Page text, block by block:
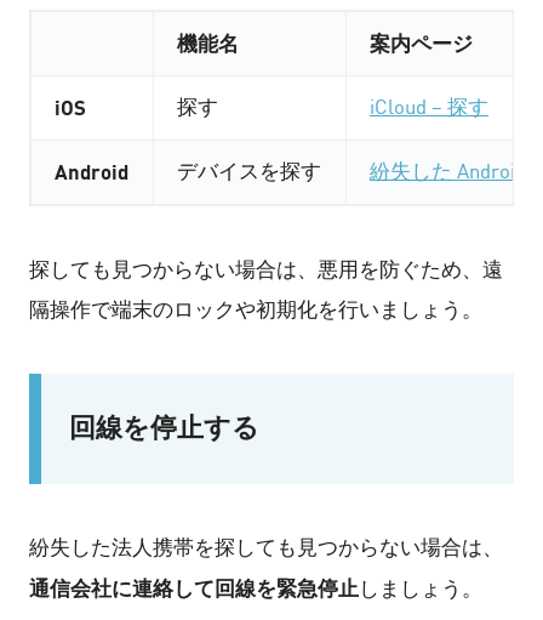
機能名 案内ページ
iOS 探す iCloud – 探す
Android デバイスを探す 紛失した Android
探しても見つからない場合は、悪用を防ぐため、遠
隔操作で端末のロックや初期化を行いましょう。
回線を停止する
紛失した法人携帯を探しても見つからない場合は、
通信会社に連絡して回線を緊急停止 しましょう。